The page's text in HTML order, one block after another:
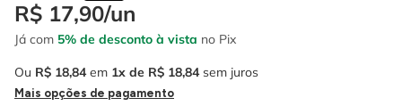
R$ 17,90/un
Já com 5% de desconto à vista no Pix
Ou R$ 18,84em 1 R$ 18,84sem juros
Mais opções de pagamento
6 fio
7º serra copo
8º chave impacto
º escada
º serra circular
º fio